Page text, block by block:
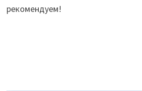
рекомендуем!